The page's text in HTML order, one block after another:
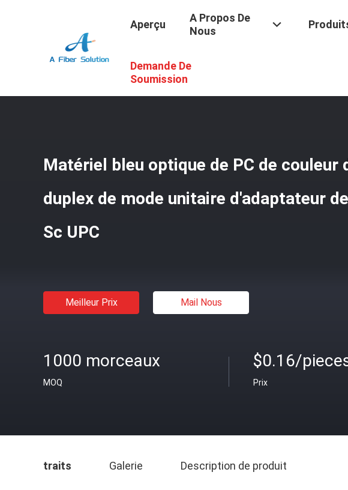
Aperçu
A Propos De
Nous
Demande De
Soumission
Aperçu Produits Adaptateur Optique De Fibre
Matériel bleu optique de PC de couleur
duplex de mode unitaire d'adaptateur
Sc UPC
Meilleur Prix Mail Nous
1000 morceaux
MOQ
$0.16/
Prix
traits Galerie Description de produit